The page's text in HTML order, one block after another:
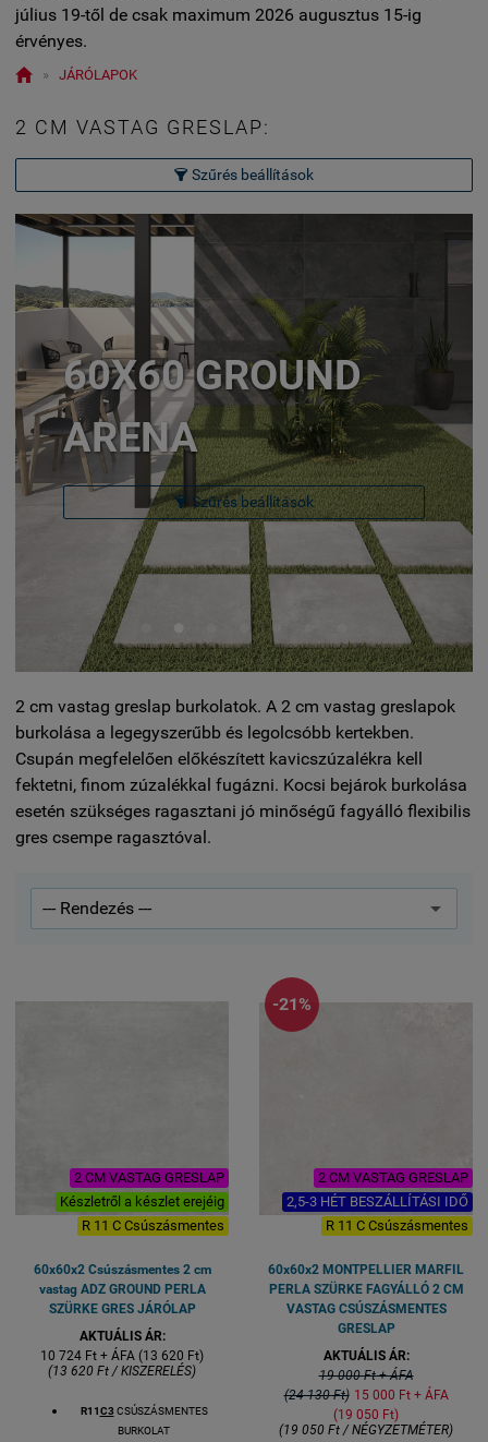
július 19-től de csak maximum 2026 augusztus 15-ig
érvényes.
 » JÁRÓLAPOK
2 CM VASTAG GRESLAP:
 Szűrés beállítások
60X60 GROUND
ARENA
 Szűrés beállítások
2 cm vastag greslap burkolatok. A 2 cm vastag greslapok
burkolása a legegyszerűbb és legolcsóbb kertekben.
Csupán megfelelően előkészített kavicszúzalékra kell
fektetni, finom zúzalékkal fugázni. Kocsi bejárok burkolása
esetén szükséges ragasztani jó minőségű fagyálló flexibilis
gres csempe ragasztóval.
2 CM VASTAG GRESLAP
Készletről a készlet erejéig
R 11 C Csúszásmentes
60x60x2 Csúszásmentes 2 cm
vastag ADZ GROUND PERLA
SZÜRKE GRES JÁRÓLAP
AKTUÁLIS ÁR:
10 724 Ft + ÁFA (13 620 Ft)
(13 620 Ft / KISZERELÉS)
R11C3 CSÚSZÁSMENTES
BURKOLAT
-21%
2 CM VASTAG GRESLAP
2,5-3 HÉT BESZÁLLÍTÁSI IDŐ
R 11 C Csúszásmentes
60x60x2 MONTPELLIER MARFIL
PERLA SZÜRKE FAGYÁLLÓ 2 CM
VASTAG CSÚSZÁSMENTES
GRESLAP
AKTUÁLIS ÁR:
19 000 Ft + ÁFA
(24 130 Ft) 15 000 Ft + ÁFA
(19 050 Ft)
(19 050 Ft / NÉGYZETMÉTER)